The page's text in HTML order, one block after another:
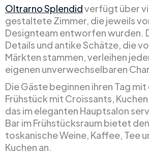
Oltrarno Splendidverfügt über
gestaltete Zimmer, die jeweils
Designteam entworfen wurden.
Details und antike Schätze, die
Märkten stammen, verleihen
eigenen unverwechselbaren
Die Gäste beginnen ihren Tag
Frühstück mit Croissants,
das im eleganten Hauptsalon
Bar im Frühstücksraum bietet
toskanische Weine, Kaffee, Tee
Kuchen an.